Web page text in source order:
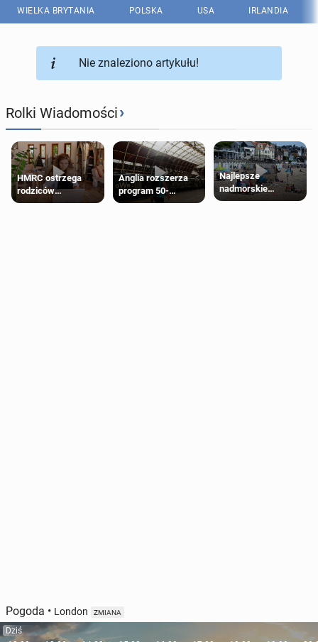
WIELKA BRYTANIA POLSKA USA IRLANDIA
Nie znaleziono artykułu!
Rolki Wiadomości›
HMRC ostrzega
rodziców
pobierających Child
Anglia rozszerza
program 50-
procentowych
Najlepsze
nadmorskie
miasteczko blisko
Pogoda • London ZMIANA
Dziś